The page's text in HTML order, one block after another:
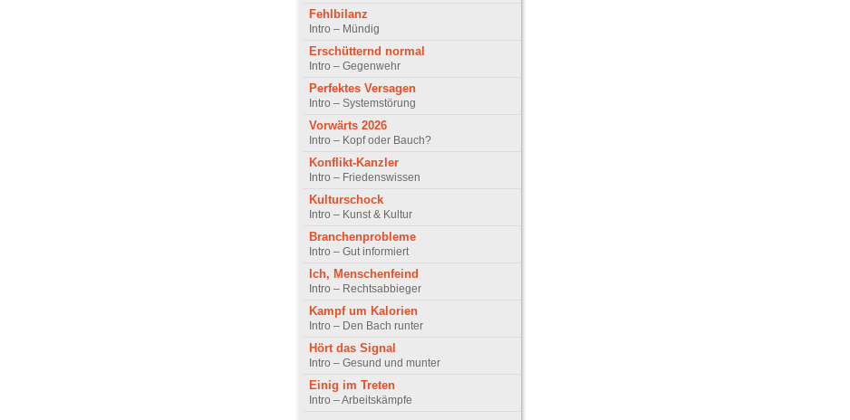
Fehlbilanz
Intro – Mündig
Erschütternd normal
Intro – Gegenwehr
Perfektes Versagen
Intro – Systemstörung
Vorwärts 2026
Intro – Kopf oder Bauch?
Konflikt-Kanzler
Intro – Friedenswissen
Kulturschock
Intro – Kunst & Kultur
Branchenprobleme
Intro – Gut informiert
Ich, Menschenfeind
Intro – Rechtsabbieger
Kampf um Kalorien
Intro – Den Bach runter
Hört das Signal
Intro – Gesund und munter
Einig im Treten
Intro – Arbeitskämpfe